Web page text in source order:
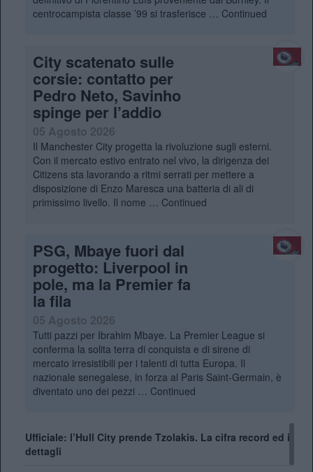
centrocampista classe ’99 si trasferisce … Continued
City scatenato sulle
corsie: contatto per
Pedro Neto, Savinho
spinge per l’addio
Il Manchester City progetta la rivoluzione sugli esterni.
Con il mercato estivo entrato nel vivo, la dirigenza dei
Citizens sta lavorando a ritmi serrati per mettere a
disposizione di Enzo Maresca una batteria di ali di
primissimo livello. Il nome … Continued
PSG, Mbaye fuori dal
progetto: Liverpool in
pole, ma la Premier fa
la fila
05 Agosto 2026
Tutti pazzi per Ibrahim Mbaye. La Premier League si
conferma la solita terra di conquista e di sirene di
mercato irresistibili per i talenti di tutta Europa. Il
nazionale senegalese, in forza al Paris Saint-Germain, è
diventato uno dei pezzi … Continued
Ufficiale: l’Hull City prende Tzolakis. La cifra record ed i
dettagli